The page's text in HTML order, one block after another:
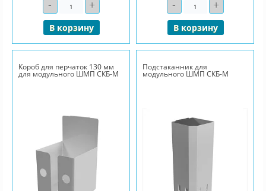
- Количество+
В корзину
- Количество+
В корзину
Короб для перчаток 130 мм
для модульного ШМП СКБ-М
Подстаканник для
модульного ШМП СКБ-М